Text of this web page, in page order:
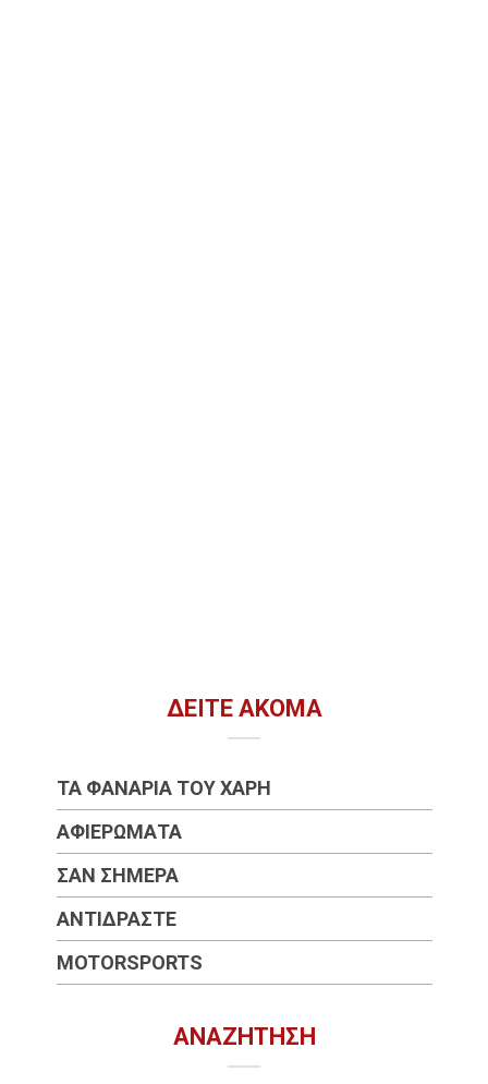
ΔΕΊΤΕ ΑΚΌΜΑ
ΤΑ ΦΑΝΆΡΙΑ ΤΟΥ ΧΆΡΗ
ΑΦΙΕΡΏΜΑΤΑ
ΣΑΝ ΣΉΜΕΡΑ
ΑΝΤΙΔΡΆΣΤΕ
MOTORSPORTS
ΑΝΑΖΉΤΗΣΗ